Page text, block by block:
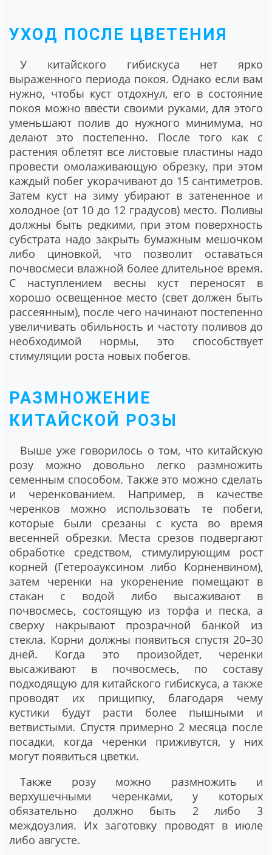
УХОД ПОСЛЕ ЦВЕТЕНИЯ
У китайского гибискуса нет ярко
выраженного периода покоя. Однако если вам
нужно, чтобы куст отдохнул, его в состояние
покоя можно ввести своими руками, для этого
уменьшают полив до нужного минимума, но
делают это постепенно. После того как с
растения облетят все листовые пластины надо
провести омолаживающую обрезку, при этом
каждый побег укорачивают до 15 сантиметров.
Затем куст на зиму убирают в затененное и
холодное (от 10 до 12 градусов) место. Поливы
должны быть редкими, при этом поверхность
субстрата надо закрыть бумажным мешочком
либо циновкой, что позволит оставаться
почвосмеси влажной более длительное время.
С наступлением весны куст переносят в
хорошо освещенное место (свет должен быть
рассеянным), после чего начинают постепенно
увеличивать обильность и частоту поливов до
необходимой нормы, это способствует
стимуляции роста новых побегов.
РАЗМНОЖЕНИЕ
КИТАЙСКОЙ РОЗЫ
Выше уже говорилось о том, что китайскую
розу можно довольно легко размножить
семенным способом. Также это можно сделать
и черенкованием. Например, в качестве
черенков можно использовать те побеги,
которые были срезаны с куста во время
весенней обрезки. Места срезов подвергают
обработке средством, стимулирующим рост
корней (Гетероауксином либо Корненвином),
затем черенки на укоренение помещают в
стакан с водой либо высаживают в
почвосмесь, состоящую из торфа и песка, а
сверху накрывают прозрачной банкой из
стекла. Корни должны появиться спустя 20–30
дней. Когда это произойдет, черенки
высаживают в почвосмесь, по составу
подходящую для китайского гибискуса, а также
проводят их прищипку, благодаря чему
кустики будут расти более пышными и
ветвистыми. Спустя примерно 2 месяца после
посадки, когда черенки приживутся, у них
могут появиться цветки.
Также розу можно размножить и
верхушечными черенками, у которых
обязательно должно быть 2 либо 3
междоузлия. Их заготовку проводят в июле
либо августе.